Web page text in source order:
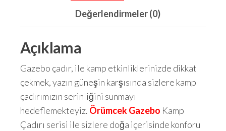
Değerlendirmeler (0)
Açıklama
Gazebo çadır, ile kamp etkinliklerinizde dikkat
çekmek, yazın güneşin karşısında sizlere kamp
çadırımızın serinliğini sunmayı
hedeflemekteyiz. Örümcek Gazebo Kamp
Çadırı serisi ile sizlere doğa içerisinde konforu